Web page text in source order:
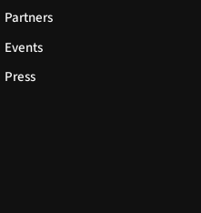
Partners
Events
Press